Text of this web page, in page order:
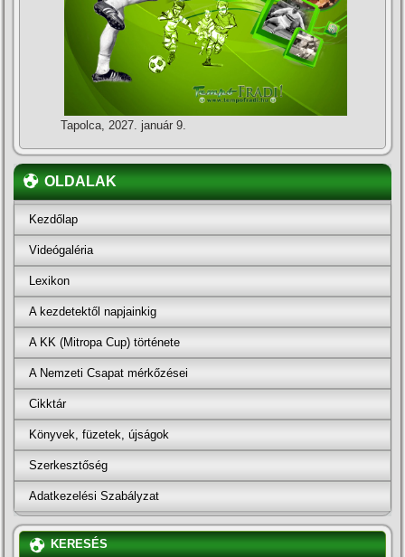
Tapolca, 2027. január 9.
OLDALAK
Kezdőlap
Videógaléria
Lexikon
A kezdetektől napjainkig
A KK (Mitropa Cup) története
A Nemzeti Csapat mérkőzései
Cikktár
Könyvek, füzetek, újságok
Szerkesztőség
Adatkezelési Szabályzat
KERESÉS